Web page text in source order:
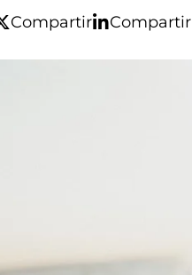
Compartir Compartir